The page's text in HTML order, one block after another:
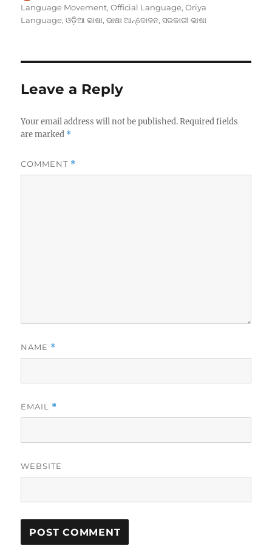
on
Language Movement,Official Language,Oriya
Language,ଓଡ଼ିଆ ଭାଷା,ଭାଷା ଆନ୍ଦୋଳନ,ସରକାରୀ ଭାଷା
Leave a Reply
Your email address will not be published. Required fields
are marked *
COMMENT *
NAME *
EMAIL *
WEBSITE